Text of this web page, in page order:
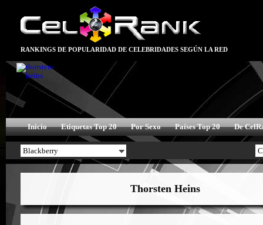
RANKINGS DE POPULARIDAD DE CELEBRIDADES SEGÚN LA RED
Inicio Etiquetas Top 20 Por Sexo Países Top 20 De
Thorsten Heins